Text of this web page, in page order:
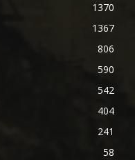
1370
1367
806
590
542
404
241
58